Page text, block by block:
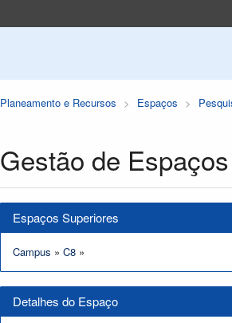
Planeamento e Recursos Espaços
Gestão de Espaços
Espaços Superiores
Campus » C8 »
Detalhes do Espaço